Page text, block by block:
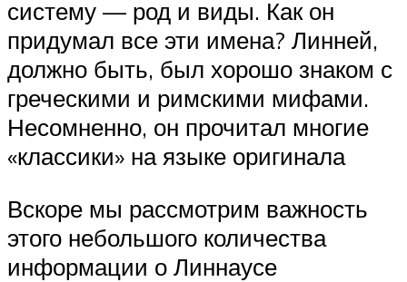
систему — род и виды. Как он
придумал все эти имена? Линней,
должно быть, был хорошо знаком с
греческими и римскими мифами.
Несомненно, он прочитал многие
«классики» на языке оригинала
Вскоре мы рассмотрим важность
этого небольшого количества
информации о Линнаусе